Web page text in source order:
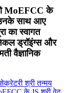
MoEFCC के
साथ आए
का स्वागत
ड्रॉइंग्स और
वैज्ञानिक